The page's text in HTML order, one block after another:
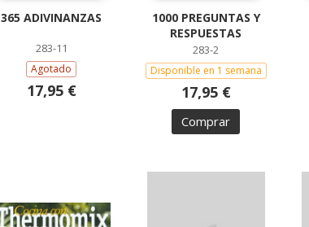
365 ADIVINANZAS
283-11
Agotado
17,95 €
1000 PREGUNTAS Y
RESPUESTAS
283-2
Disponible en 1 semana
17,95 €
Comprar